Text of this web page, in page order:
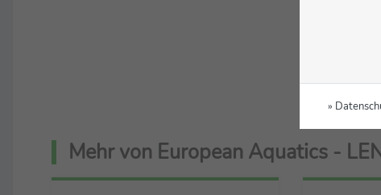
Mehr von European Aquatics -
»